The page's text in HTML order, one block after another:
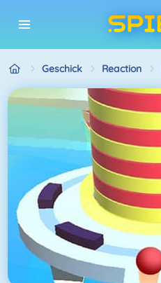
Geschick Reaction